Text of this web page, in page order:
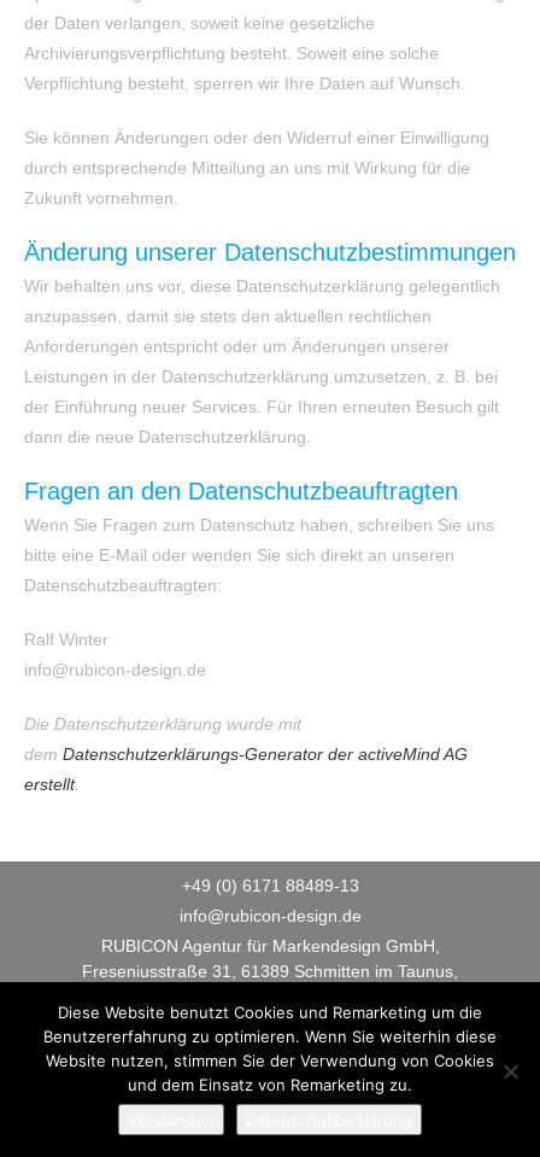
der Daten verlangen, soweit keine gesetzliche
Archivierungsverpflichtung besteht. Soweit eine solche
Verpflichtung besteht, sperren wir Ihre Daten auf Wunsch.
Sie können Änderungen oder den Widerruf einer Einwilligung
durch entsprechende Mitteilung an uns mit Wirkung für die
Zukunft vornehmen.
Änderung unserer Datenschutzbestimmungen
Wir behalten uns vor, diese Datenschutzerklärung gelegentlich
anzupassen, damit sie stets den aktuellen rechtlichen
Anforderungen entspricht oder um Änderungen unserer
Leistungen in der Datenschutzerklärung umzusetzen, z. B. bei
der Einführung neuer Services. Für Ihren erneuten Besuch gilt
dann die neue Datenschutzerklärung.
Fragen an den Datenschutzbeauftragten
Wenn Sie Fragen zum Datenschutz haben, schreiben Sie uns
bitte eine E-Mail oder wenden Sie sich direkt an unseren
Datenschutzbeauftragten:
Ralf Winter
info@rubicon-design.de
Die Datenschutzerklärung wurde mit
dem Datenschutzerklärungs-Generator der activeMind AG
erstellt.
+49 (0) 6171 88489-13
info@rubicon-design.de
RUBICON Agentur für Markendesign GmbH,
Freseniusstraße 31, 61389 Schmitten im Taunus,
Impressum Datenschutz
© 2026- RUBICON Agentur für Markendesign GmbH
Diese Website benutzt Cookies und Remarketing um die
Benutzererfahrung zu optimieren. Wenn Sie weiterhin diese
Website nutzen, stimmen Sie der Verwendung von Cookies
und dem Einsatz von Remarketing zu.